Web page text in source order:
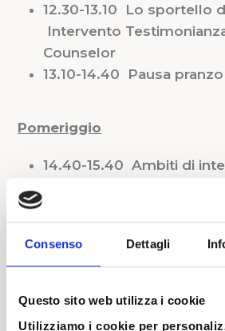
Consenso Dettagli
Questo sito web utilizza i cookie
Utilizziamo i cookie per
12.30-13.10 Lo sportello
Intervento
Counselor
13.10-14.40 Pausa pranzo
Pomeriggio
14.40-15.40 Ambiti di
Cognonato
risposte con la platea